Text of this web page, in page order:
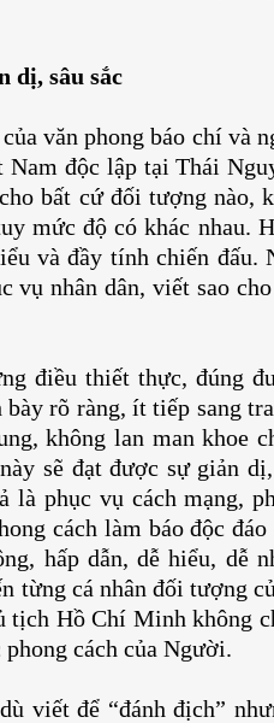
dị, sâu sắc
văn phong báo chí và
độc lập tại Thái
bất cứ đối tượng nào,
mức độ có khác nhau.
và đầy tính chiến đấu.
vụ nhân dân, viết sao
điều thiết thực, đúng
rõ ràng, ít tiếp sang
không lan man khoe
sẽ đạt được sự giản
là phục vụ cách mạng,
cách làm báo độc
hấp dẫn, dễ hiểu, dễ
từng cá nhân đối tượng
tịch Hồ Chí Minh không
phong cách của Người.
viết để “đánh địch”